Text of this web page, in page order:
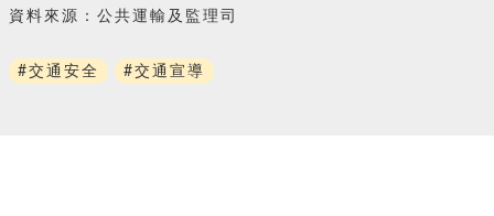
資料來源：公共運輸及監理司
#交通安全 #交通宣導